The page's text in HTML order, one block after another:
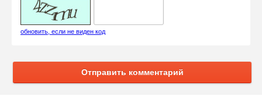
обновить, если не виден код
Отправить комментарий